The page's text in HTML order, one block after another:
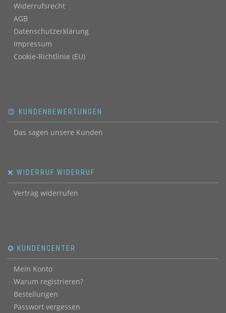
Widerrufsrecht
AGB
Datenschutzerklärung
Impressum
Cookie-Richtlinie (EU)
😍 KUNDENBEWERTUNGEN
Das sagen unsere Kunden
❌ WIDERRUF WIDERRUF
Vertrag widerrufen
✪ KUNDENCENTER
Mein Konto
Warum registrieren?
Bestellungen
Passwort vergessen